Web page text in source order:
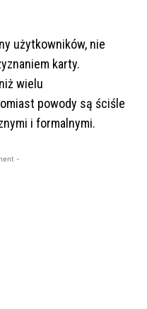
użytkowników, nie
karty.
wielu
powody są ściśle
i formalnymi.
-